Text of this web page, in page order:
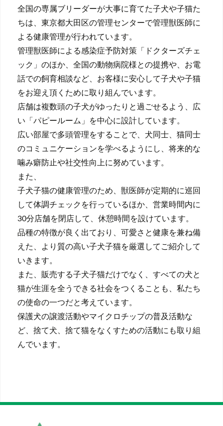
全国の専属ブリーダーが大事に育てた子犬や子猫た
ちは、東京都大田区の管理センターで管理獣医師に
よる健康管理が行われています。
管理獣医師による感染症予防対策「ドクターズチェ
ック」のほか、全国の動物病院様との提携や、お電
話での飼育相談など、お客様に安心して子犬や子猫
をお迎え頂くために取り組んでいます。
店舗は複数頭の子犬がゆったりと過ごせるよう、広
い「パピールーム」を中心に設計しています。
広い部屋で多頭管理をすることで、犬同士、猫同士
のコミュニケーションを学べるようにし、将来的な
噛み癖防止や社交性向上に努めています。
また、
子犬子猫の健康管理のため、獣医師が定期的に巡回
して体調チェックを行っているほか、営業時間内に
30分店舗を閉店して、休憩時間を設けています。
品種の特徴が良く出ており、可愛さと健康を兼ね備
えた、より質の高い子犬子猫を厳選してご紹介して
いきます。
また、販売する子犬子猫だけでなく、すべての犬と
猫が生涯を全うできる社会をつくることも、私たち
の使命の一つだと考えています。
保護犬の譲渡活動やマイクロチップの普及活動な
ど、捨て犬、捨て猫をなくすための活動にも取り組
んでいます。